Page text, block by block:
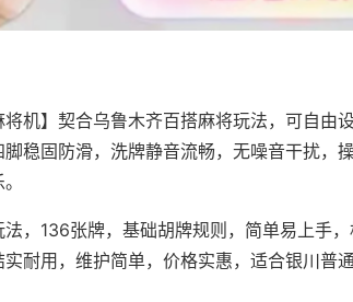
将机】契合乌鲁木齐百搭麻将玩法，可自由
稳固防滑，洗牌静音流畅，无噪音干扰，
，136张牌，基础胡牌规则，简单易上手，
耐用，维护简单，价格实惠，适合银川普